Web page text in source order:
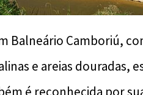
Balneário Camboriú,
e areias douradas,
é reconhecida por